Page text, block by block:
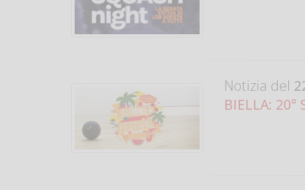
Notizia del
BIELLA: 20°